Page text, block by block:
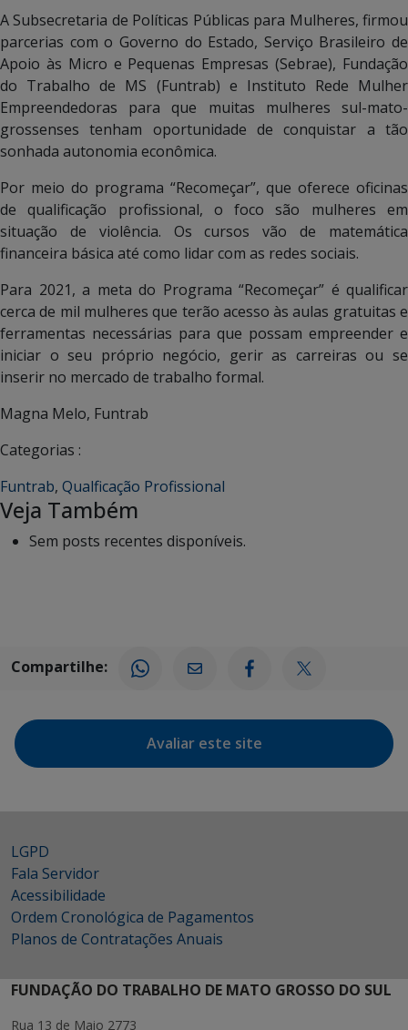
A Subsecretaria de Políticas Públicas para Mulheres, firmou
parcerias com o Governo do Estado, Serviço Brasileiro de
Apoio às Micro e Pequenas Empresas (Sebrae), Fundação
do Trabalho de MS (Funtrab) e Instituto Rede Mulher
Empreendedoras para que muitas mulheres sul-mato-
grossenses tenham oportunidade de conquistar a tão
sonhada autonomia econômica.
Por meio do programa “Recomeçar”, que oferece oficinas
de qualificação profissional, o foco são mulheres em
situação de violência. Os cursos vão de matemática
financeira básica até como lidar com as redes sociais.
Para 2021, a meta do Programa “Recomeçar” é qualificar
cerca de mil mulheres que terão acesso às aulas gratuitas e
ferramentas necessárias para que possam empreender e
iniciar o seu próprio negócio, gerir as carreiras ou se
inserir no mercado de trabalho formal.
Magna Melo, Funtrab
Categorias :
Funtrab, Qualficação Profissional
Veja Também
Sem posts recentes disponíveis.
Compartilhe:
Avaliar este site
LGPD
Fala Servidor
Acessibilidade
Ordem Cronológica de Pagamentos
Planos de Contratações Anuais
FUNDAÇÃO DO TRABALHO DE MATO GROSSO DO SUL
Rua 13 de Maio 2773